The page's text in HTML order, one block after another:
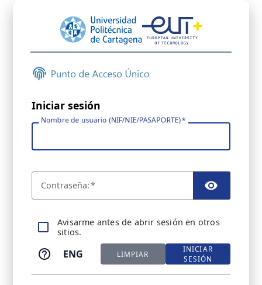
Iniciar sesión
Nombre de usuario (NIF/NIE/PASAPORTE)
Contraseña:
Avisarme antes de abrir sesión en otros
sitios.
ENG LIMPIAR
INICIAR
SESIÓN